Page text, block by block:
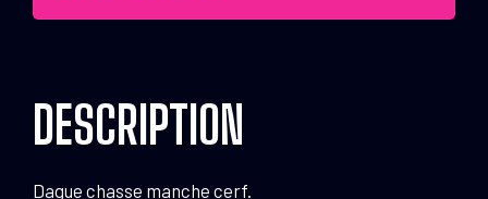
DESCRIPTION
Dague chasse manche cerf.